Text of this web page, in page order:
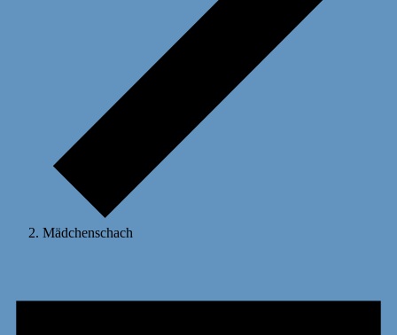
Mädchenschach